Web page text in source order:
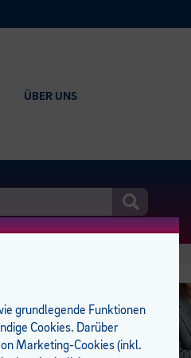
ÜBER UNS
grundlegende Funktionen
Cookies. Darüber
Marketing-Cookies (inkl.